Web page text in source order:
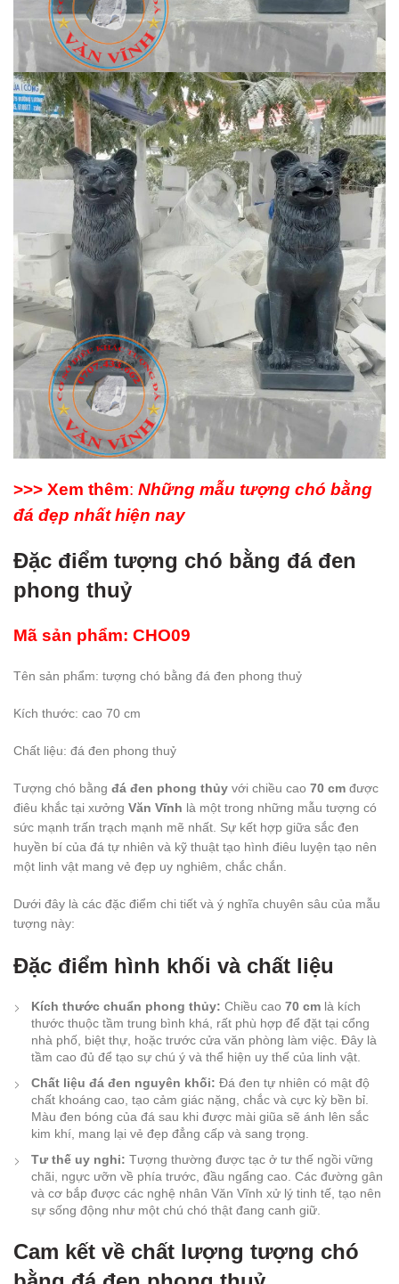
>>> Xem thêm: Những mẫu tượng chó bằng
đá đẹp nhất hiện nay
Đặc điểm tượng chó bằng đá đen
phong thuỷ
Mã sản phẩm: CHO09
Tên sản phẩm: tượng chó bằng đá đen phong thuỷ
Kích thước: cao 70 cm
Chất liệu: đá đen phong thuỷ
Tượng chó bằng đá đen phong thủy với chiều cao 70 cm được
điêu khắc tại xưởng Văn Vĩnh là một trong những mẫu tượng có
sức mạnh trấn trạch mạnh mẽ nhất. Sự kết hợp giữa sắc đen
huyền bí của đá tự nhiên và kỹ thuật tạo hình điêu luyện tạo nên
một linh vật mang vẻ đẹp uy nghiêm, chắc chắn.
Dưới đây là các đặc điểm chi tiết và ý nghĩa chuyên sâu của mẫu
tượng này:
Đặc điểm hình khối và chất liệu
Kích thước chuẩn phong thủy: Chiều cao 70 cm là kích
thước thuộc tầm trung bình khá, rất phù hợp để đặt tại cổng
nhà phố, biệt thự, hoặc trước cửa văn phòng làm việc. Đây là
tầm cao đủ để tạo sự chú ý và thể hiện uy thế của linh vật.
Chất liệu đá đen nguyên khối: Đá đen tự nhiên có mật độ
chất khoáng cao, tạo cảm giác nặng, chắc và cực kỳ bền bỉ.
Màu đen bóng của đá sau khi được mài giũa sẽ ánh lên sắc
kim khí, mang lại vẻ đẹp đẳng cấp và sang trọng.
Tư thế uy nghi: Tượng thường được tạc ở tư thế ngồi vững
chãi, ngực ưỡn về phía trước, đầu ngẩng cao. Các đường gân
và cơ bắp được các nghệ nhân Văn Vĩnh xử lý tinh tế, tạo nên
sự sống động như một chú chó thật đang canh giữ.
Cam kết về chất lượng tượng chó